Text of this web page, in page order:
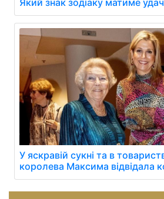
Який знак зодіаку матиме
У яскравій сукні та в
королева Максима відвідала